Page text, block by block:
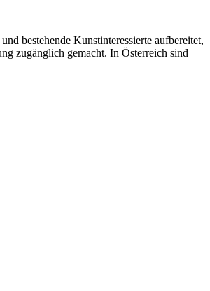
bestehende Kunstinteressierte aufbereitet,
zugänglich gemacht. In Österreich sind